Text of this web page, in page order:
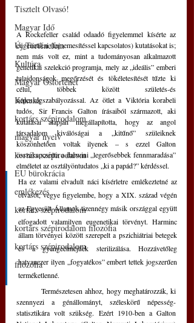
Tisztelt Olvasó!
Magyar Idő
Új Történelem
Kultúra
Magyar Őstörténet
Kakukk
kortárs szépirodalom
magyar nyelv
kortárs szépirodalom
EU bürokrácia
emlékezés
kortárs szépirodalom
kortárs szépirodalom filozófia
kortárs szépirodalom
filozófia
A Rockefeller család odaadó figyelemmel kísérte az
eugenetikai (fajnemesítéssel kapcsolatos) kutatásokat is;
nem más volt ez, mint a tudományosan alkalmazott
genetikai szelekció programja, mely az „ideális” emberi
tulajdonságok megőrzését és tökéletesítését tűzte ki
célul, többek között születés-és
népességszabályozással. Az ötlet a Viktória korabeli
tudós, Sir Francis Galton írásaiból származott, aki
kutatásai alapján megállapította, hogy az angol
társadalom kiválóságai a „kitűnő” szüleiknek
köszönhetően voltak ilyenek – s ezzel Galton
összekapcsolta a darwini „legerősebbek fennmaradása”
elméletet az osztályöntudatos „ki a papád?” kérdéssel.
Ha ez valami elvadult náci kísérletre emlékeztetné az
olvasót, vegye figyelembe, hogy a XIX. század végén
az Egyesült Államok tizennégy másik országgal együtt
elfogadott valamilyen eugenetikai törvényt. Harminc
állam törvényei között szerepelt a pszichiátriai betegek
és a gyengeelméjűek sterilizálása. Hozzávetőleg
hatvanezer ilyen „fogyatékos” embert tettek jogszerűen
terméketlenné.
	Természetesen ahhoz, hogy meghatározzák, ki
szennyezi a génállományt, széleskörű népesség-
statisztikára volt szükség. Ezért 1910-ben a Galton